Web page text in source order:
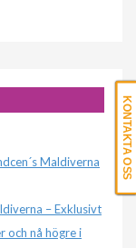
Maldiverna
– Exklusivt
och nå högre i
KONTAKTA OSS